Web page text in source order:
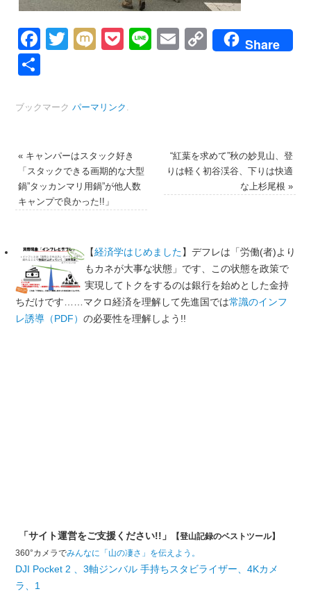
Facebook
Twitter
MixiPocket
LineEmailCopyShare
ブックマーク パーマリンク .
«キャンパーはスタック好き
「スタックできる画期的な大型
鍋”タッカンマリ用鍋”が他人数
キャンプで良かった!!」
“紅葉を求めて”秋の妙見山、登
りは軽く初谷渓谷、下りは快適
な上杉尾根»
【経済学はじめました】デフレは「労働(者)より
もカネが大事な状態」です、この状態を政策で
実現してトクをするのは銀行を始めとした金持
ちだけです……マクロ経済を理解して先進国では常識のインフ
レ誘導（PDF） の必要性を理解しよう!!
「サイト運営をご支援ください!!」
【登山記録のベストツール】
360°カメラでみんなに「山の凄さ」を伝えよう。
DJI Pocket 2 、3軸ジンバル 手持ちスタビライザー、4Kカメ
ラ、1